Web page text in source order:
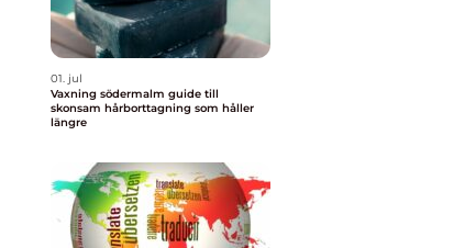
01. jul
Vaxning södermalm guide till
skonsam hårborttagning som håller
längre